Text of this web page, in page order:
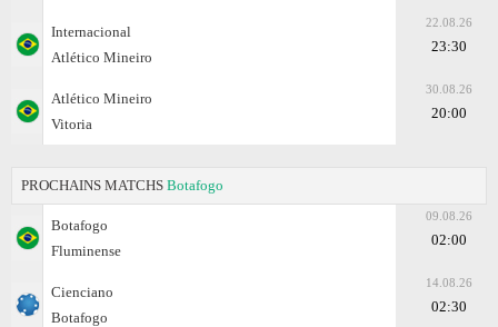
Internacional
Atlético Mineiro
22.08.26
23:30
Atlético Mineiro
Vitoria
30.08.26
20:00
PROCHAINS MATCHS Botafogo
Botafogo
Fluminense
09.08.26
02:00
Cienciano
Botafogo
14.08.26
02:30